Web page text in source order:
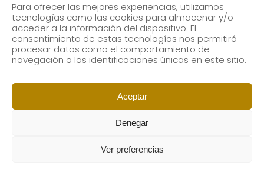
Para ofrecer las mejores experiencias, utilizamos
tecnologías como las cookies para almacenar y/o
acceder a la información del dispositivo. El
consentimiento de estas tecnologías nos permitirá
procesar datos como el comportamiento de
navegación o las identificaciones únicas en este sitio.
Aceptar
Denegar
Ver preferencias
Subscribe to our newsletter to receive our news by
email.